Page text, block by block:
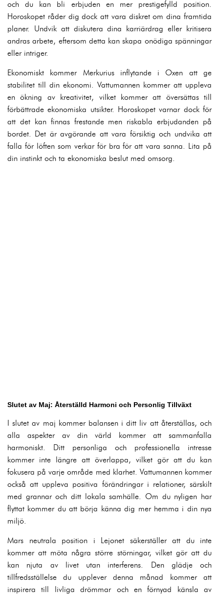
och du kan bli erbjuden en mer prestigefylld position.
Horoskopet råder dig dock att vara diskret om dina framtida
planer. Undvik att diskutera dina karriärdrag eller kritisera
andras arbete, eftersom detta kan skapa onödiga spänningar
eller intriger.
Ekonomiskt kommer Merkurius inflytande i Oxen att ge
stabilitet till din ekonomi. Vattumannen kommer att uppleva
en ökning av kreativitet, vilket kommer att översättas till
förbättrade ekonomiska utsikter. Horoskopet varnar dock för
att det kan finnas frestande men riskabla erbjudanden på
bordet. Det är avgörande att vara försiktig och undvika att
falla för löften som verkar för bra för att vara sanna. Lita på
din instinkt och ta ekonomiska beslut med omsorg.
Slutet av Maj: Återställd Harmoni och Personlig Tillväxt
I slutet av maj kommer balansen i ditt liv att återställas, och
alla aspekter av din värld kommer att sammanfalla
harmoniskt. Ditt personliga och professionella intresse
kommer inte längre att överlappa, vilket gör att du kan
fokusera på varje område med klarhet. Vattumannen kommer
också att uppleva positiva förändringar i relationer, särskilt
med grannar och ditt lokala samhälle. Om du nyligen har
flyttat kommer du att börja känna dig mer hemma i din nya
miljö.
Mars neutrala position i Lejonet säkerställer att du inte
kommer att möta några större störningar, vilket gör att du
kan njuta av livet utan interferens. Den glädje och
tillfredsställelse du upplever denna månad kommer att
inspirera till livliga drömmar och en förnyad känsla av